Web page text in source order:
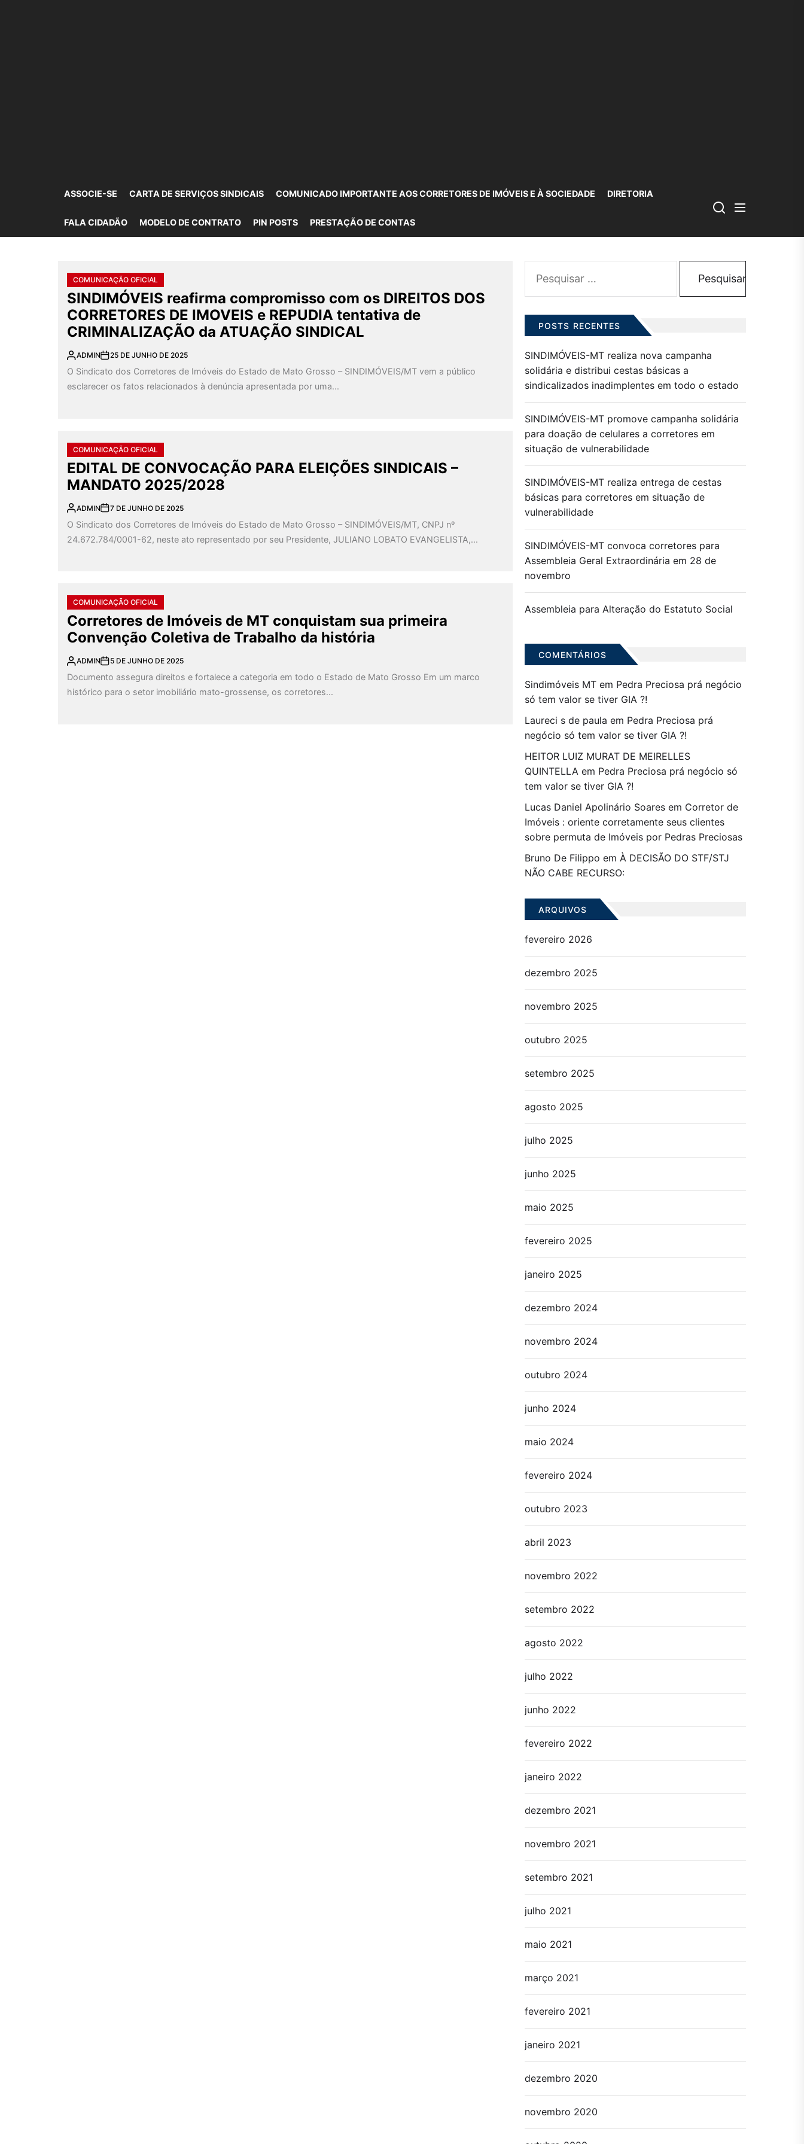
ASSOCIE-SE CARTA DE SERVIÇOS SINDICAIS COMUNICADO IMPORTANTE AOS CORRETORES DE IMÓVEIS E À SOCIEDADE DIRETORIA
FALA CIDADÃO MODELO DE CONTRATO PIN POSTS PRESTAÇÃO DE CONTAS
COMUNICAÇÃO OFICIAL
SINDIMÓVEIS reafirma compromisso com os DIREITOS DOS
CORRETORES DE IMOVEIS e REPUDIA tentativa de
CRIMINALIZAÇÃO da ATUAÇÃO SINDICAL
ADMIN 25 DE JUNHO DE 2025
O Sindicato dos Corretores de Imóveis do Estado de Mato Grosso – SINDIMÓVEIS/MT vem a público
esclarecer os fatos relacionados à denúncia apresentada por uma...
COMUNICAÇÃO OFICIAL
EDITAL DE CONVOCAÇÃO PARA ELEIÇÕES SINDICAIS –
MANDATO 2025/2028
ADMIN 7 DE JUNHO DE 2025
O Sindicato dos Corretores de Imóveis do Estado de Mato Grosso – SINDIMÓVEIS/MT, CNPJ nº
24.672.784/0001-62, neste ato representado por seu Presidente, JULIANO LOBATO EVANGELISTA,...
COMUNICAÇÃO OFICIAL
Corretores de Imóveis de MT conquistam sua primeira
Convenção Coletiva de Trabalho da história
ADMIN 5 DE JUNHO DE 2025
Documento assegura direitos e fortalece a categoria em todo o Estado de Mato Grosso Em um marco
histórico para o setor imobiliário mato-grossense, os corretores...
por:
POSTS RECENTES
SINDIMÓVEIS-MT realiza nova campanha
solidária e distribui cestas básicas a
sindicalizados inadimplentes em todo o estado
SINDIMÓVEIS-MT promove campanha solidária
para doação de celulares a corretores em
situação de vulnerabilidade
SINDIMÓVEIS-MT realiza entrega de cestas
básicas para corretores em situação de
vulnerabilidade
SINDIMÓVEIS-MT convoca corretores para
Assembleia Geral Extraordinária em 28 de
novembro
Assembleia para Alteração do Estatuto Social
COMENTÁRIOS
Sindimóveis MT em Pedra Preciosa prá negócio
só tem valor se tiver GIA ?!
Laureci s de paula em Pedra Preciosa prá
negócio só tem valor se tiver GIA ?!
HEITOR LUIZ MURAT DE MEIRELLES
QUINTELLA em Pedra Preciosa prá negócio só
tem valor se tiver GIA ?!
Lucas Daniel Apolinário Soares em Corretor de
Imóveis : oriente corretamente seus clientes
sobre permuta de Imóveis por Pedras Preciosas
Bruno De Filippo em À DECISÃO DO STF/STJ
NÃO CABE RECURSO:
ARQUIVOS
fevereiro 2026
dezembro 2025
novembro 2025
outubro 2025
setembro 2025
agosto 2025
julho 2025
junho 2025
maio 2025
fevereiro 2025
janeiro 2025
dezembro 2024
novembro 2024
outubro 2024
junho 2024
maio 2024
fevereiro 2024
outubro 2023
abril 2023
novembro 2022
setembro 2022
agosto 2022
julho 2022
junho 2022
fevereiro 2022
janeiro 2022
dezembro 2021
novembro 2021
setembro 2021
julho 2021
maio 2021
março 2021
fevereiro 2021
janeiro 2021
dezembro 2020
novembro 2020